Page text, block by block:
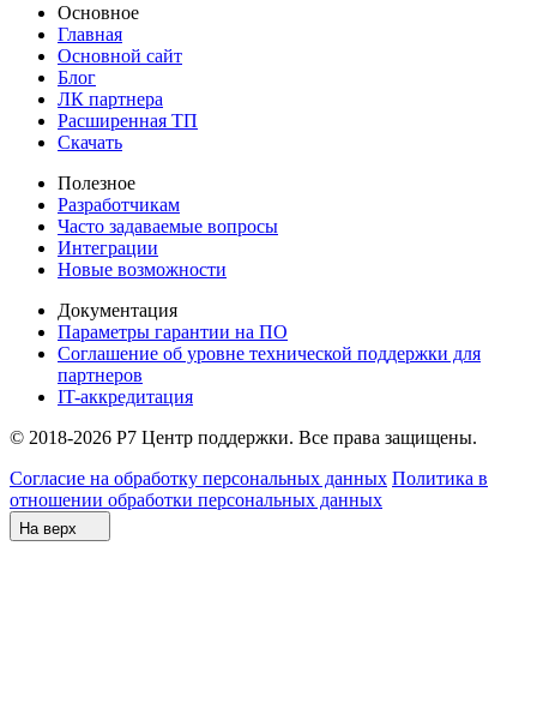
Основное
Главная
Основной сайт
Блог
ЛК партнера
Расширенная ТП
Скачать
Полезное
Разработчикам
Часто задаваемые вопросы
Интеграции
Новые возможности
Документация
Параметры гарантии на ПО
Соглашение об уровне технической поддержки для
партнеров
IT-аккредитация
© 2018-2026 Р7 Центр поддержки. Все права защищены.
Согласие на обработку персональных данных Политика в
отношении обработки персональных данных
На верх